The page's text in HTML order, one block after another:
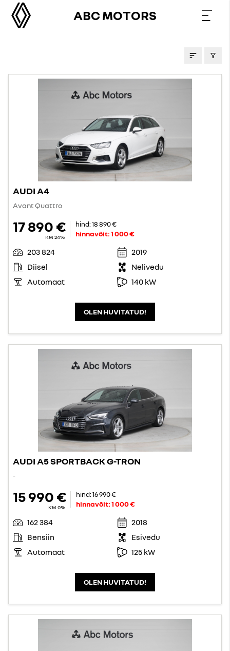
ABC MOTORS
AUDI A4
Avant Quattro
17 890 €
KM 24%
hind:18 890 €
hinnavõit:1 000 €
203 824
2019
Diisel
Nelivedu
Automaat
140 kW
OLEN HUVITATUD!
AUDI A5 SPORTBACK G-TRON
-
15 990 €
KM 0%
hind:16 990 €
hinnavõit:1 000 €
162 384
2018
Bensiin
Esivedu
Automaat
125 kW
OLEN HUVITATUD!